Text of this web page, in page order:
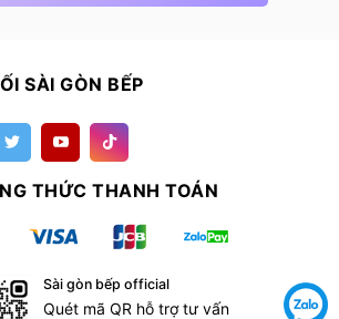
SÀI GÒN BẾP
THỨC THANH TOÁN
Sài gòn bếp official
Quét mã QR hỗ trợ tư vấn